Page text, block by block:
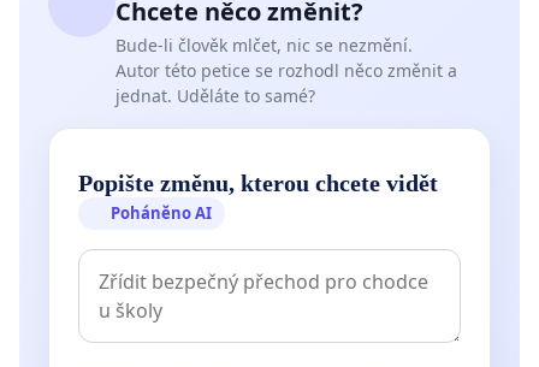
Chcete něco změnit?
Bude-li člověk mlčet, nic se nezmění.
Autor této petice se rozhodl něco změnit a
jednat. Uděláte to samé?
Popište změnu, kterou chcete vidět
Poháněno AI